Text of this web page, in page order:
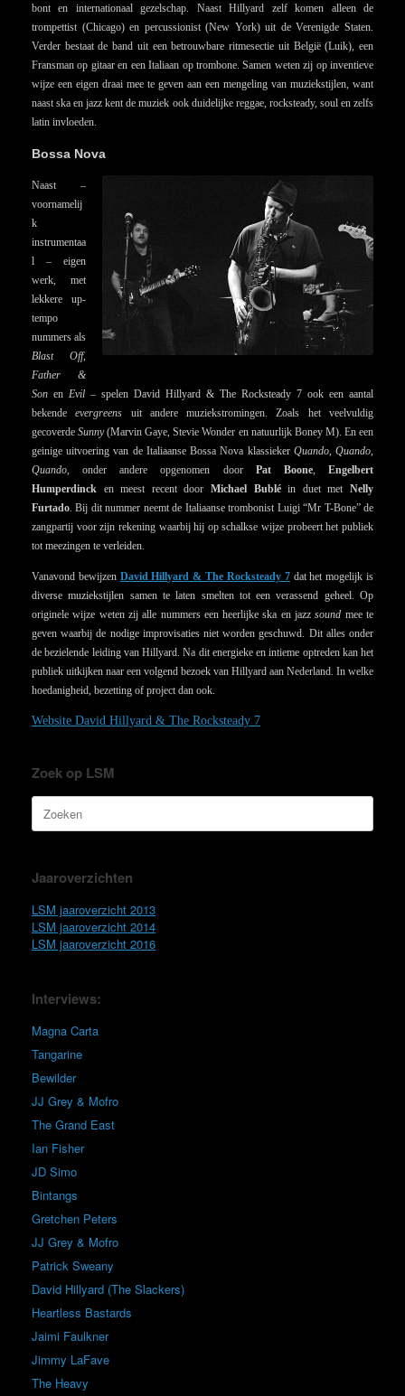
bont en internationaal gezelschap. Naast Hillyard zelf komen alleen de
trompettist (Chicago) en percussionist (New York) uit de Verenigde Staten.
Verder bestaat de band uit een betrouwbare ritmesectie uit België (Luik), een
Fransman op gitaar en een Italiaan op trombone. Samen weten zij op inventieve
wijze een eigen draai mee te geven aan een mengeling van muziekstijlen, want
naast ska en jazz kent de muziek ook duidelijke reggae, rocksteady, soul en zelfs
latin invloeden.
Bossa Nova
Naast –
voornamelij
k
instrumentaa
l – eigen
werk, met
lekkere up-
tempo
nummers als
Blast Off,
Father &
Son en Evil – spelen David Hillyard & The Rocksteady 7 ook een aantal
bekendeevergreens uit andere muziekstromingen. Zoals het veelvuldig
gecoverdeSunny(Marvin Gaye, Stevie Wonder en natuurlijk Boney M). En een
geinige uitvoering van de Italiaanse Bossa Nova klassieker Quando,Quando,
Quando, onder andere opgenomen door Pat Boone,Engelbert
Humperdinck en meest recent door Michael Bubléin duet metNelly
Furtado. Bij dit nummer neemt de Italiaanse trombonist Luigi “Mr T-Bone” de
zangpartij voor zijn rekening waarbij hij op schalkse wijze probeert het publiek
tot meezingen te verleiden.
Vanavond bewijzen David Hillyard & The Rocksteady 7dat het mogelijk is
diverse muziekstijlen samen te laten smelten tot een verassend geheel. Op
originele wijze weten zij alle nummers een heerlijke ska en jazzsound mee te
geven waarbij de nodige improvisaties niet worden geschuwd. Dit alles onder
de bezielende leiding van Hillyard. Na dit energieke en intieme optreden kan het
publiek uitkijken naar een volgend bezoek van Hillyard aan Nederland. In welke
hoedanigheid, bezetting of project dan ook.
Website David Hillyard & The Rocksteady 7
Zoek op LSM
Zoeken
naar:
Jaaroverzichten
LSM jaaroverzicht 2013
LSM jaaroverzicht 2014
LSM jaaroverzicht 2016
Interviews:
Magna Carta
Tangarine
Bewilder
JJ Grey & Mofro
The Grand East
Ian Fisher
JD Simo
Bintangs
Gretchen Peters
JJ Grey & Mofro
Patrick Sweany
David Hillyard (The Slackers)
Heartless Bastards
Jaimi Faulkner
Jimmy LaFave
The Heavy